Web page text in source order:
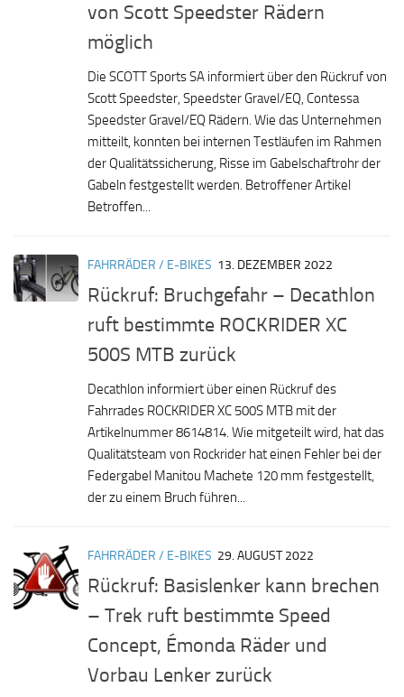
von Scott Speedster Rädern
möglich
Die SCOTT Sports SA informiert über den Rückruf von
Scott Speedster, Speedster Gravel/EQ, Contessa
Speedster Gravel/EQ Rädern. Wie das Unternehmen
mitteilt, konnten bei internen Testläufen im Rahmen
der Qualitätssicherung, Risse im Gabelschaftrohr der
Gabeln festgestellt werden. Betroffener Artikel
Betroffen...
FAHRRÄDER / E-BIKES 13. DEZEMBER 2022
Rückruf: Bruchgefahr – Decathlon
ruft bestimmte ROCKRIDER XC
500S MTB zurück
Decathlon informiert über einen Rückruf des
Fahrrades ROCKRIDER XC 500S MTB mit der
Artikelnummer 8614814. Wie mitgeteilt wird, hat das
Qualitätsteam von Rockrider hat einen Fehler bei der
Federgabel Manitou Machete 120 mm festgestellt,
der zu einem Bruch führen...
FAHRRÄDER / E-BIKES 29. AUGUST 2022
Rückruf: Basislenker kann brechen
– Trek ruft bestimmte Speed
Concept, Émonda Räder und
Vorbau Lenker zurück